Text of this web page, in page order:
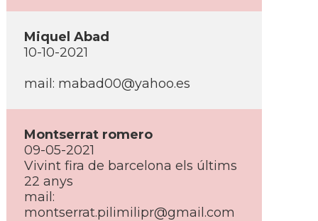
Miquel Abad
10-10-2021
mail: mabad00@yahoo.es
Montserrat romero
09-05-2021
Vivint fira de barcelona els últims
22 anys
mail:
montserrat.pilimilipr@gmail.com